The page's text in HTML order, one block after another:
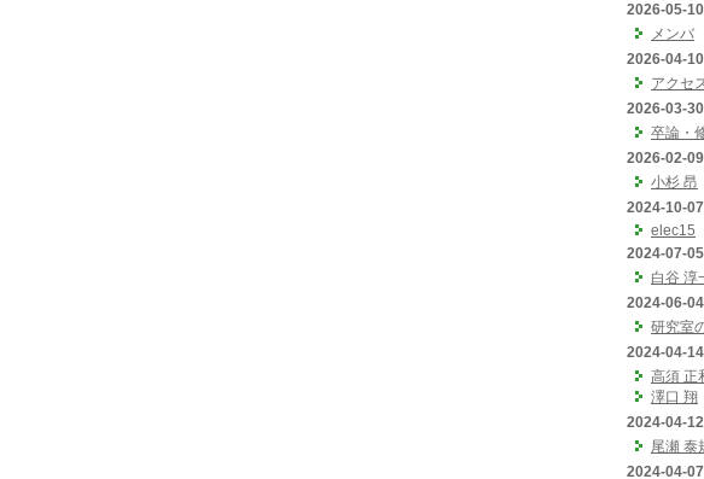
2026-05-10
メンバ
2026-04-10
アクセ
2026-03-30
卒論・
2026-02-09
小杉 昂
2024-10-07
elec15
2024-07-05
白谷 淳
2024-06-04
研究室
2024-04-14
高須 正
澤口 翔
2024-04-12
尾瀬 泰
2024-04-07